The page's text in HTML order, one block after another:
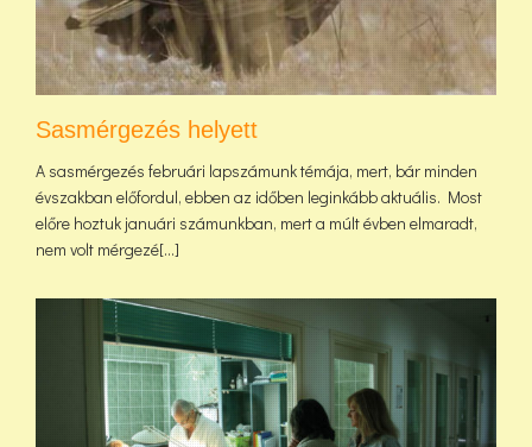
Sasmérgezés helyett
A sasmérgezés februári lapszámunk témája, mert, bár minden
évszakban előfordul, ebben az időben leginkább aktuális. Most
előre hoztuk januári számunkban, mert a múlt évben elmaradt,
nem volt mérgezé[...]